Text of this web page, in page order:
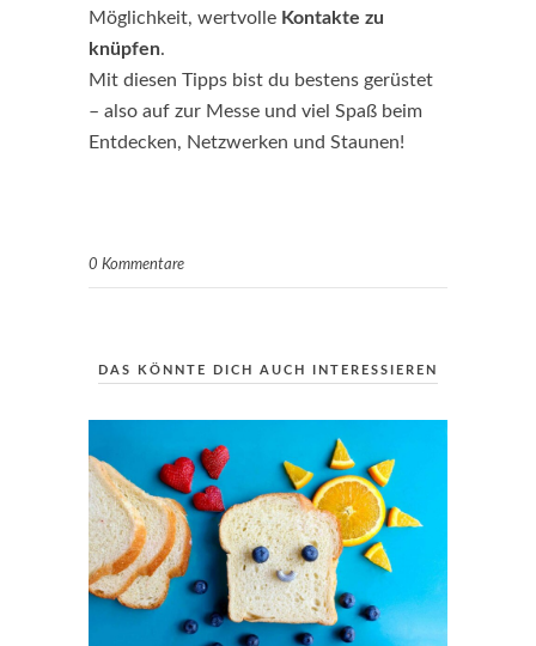
Möglichkeit, wertvolle Kontakte zu
knüpfen.
Mit diesen Tipps bist du bestens gerüstet
– also auf zur Messe und viel Spaß beim
Entdecken, Netzwerken und Staunen!
0 Kommentare
DAS KÖNNTE DICH AUCH INTERESSIEREN